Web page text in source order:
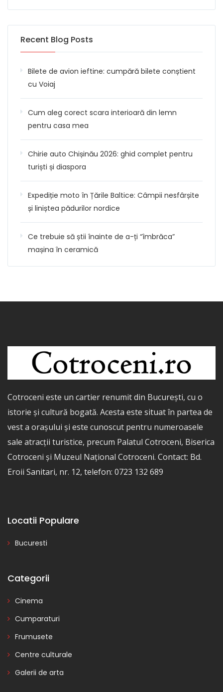
Recent Blog Posts
Bilete de avion ieftine: cumpără bilete conștient
cu Voiaj
Cum aleg corect scara interioară din lemn
pentru casa mea
Chirie auto Chișinău 2026: ghid complet pentru
turiști și diaspora
Expediție moto în Țările Baltice: Câmpii nesfârșite
și liniștea pădurilor nordice
Ce trebuie să știi înainte de a-ți “îmbrăca”
mașina în ceramică
Cotroceni este un cartier renumit din București, cu o
istorie și cultură bogată. Acesta este situat în partea de
vest a orașului și este cunoscut pentru numeroasele
sale atracții turistice, precum Palatul Cotroceni, Biserica
Cotroceni și Muzeul Național Cotroceni. Contact: Bd.
Eroii Sanitari, nr. 12, telefon: 0723 132 689
Locatii Populare
Bucuresti
Categorii
Cinema
Cumparaturi
Frumusete
Centre culturale
Galerii de arta